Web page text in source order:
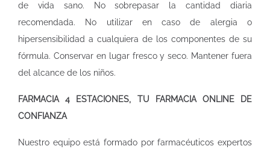
de vida sano. No sobrepasar la cantidad diaria
recomendada. No utilizar en caso de alergia o
hipersensibilidad a cualquiera de los componentes de su
fórmula. Conservar en lugar fresco y seco. Mantener fuera
del alcance de los niños.
FARMACIA 4 ESTACIONES, TU FARMACIA ONLINE DE
CONFIANZA
Nuestro equipo está formado por farmacéuticos expertos